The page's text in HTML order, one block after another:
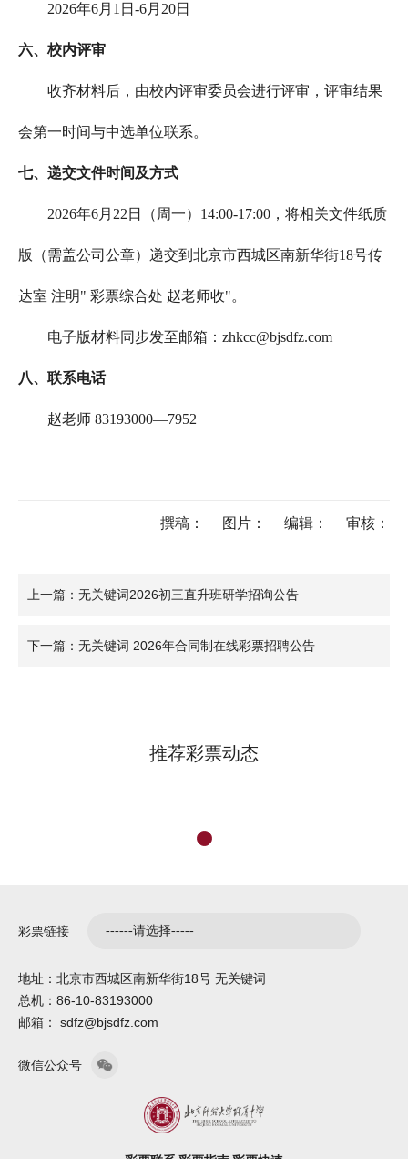
2026年6月1日-6月20日
六、校内评审
收齐材料后，由校内评审委员会进行评审，评审结果
会第一时间与中选单位联系。
七、递交文件时间及方式
2026年6月22日（周一）14:00-17:00，将相关文件纸质
版（需盖公司公章）递交到北京市西城区南新华街18号传
达室 注明" 彩票综合处 赵老师收"。
电子版材料同步发至邮箱：zhkcc@bjsdfz.com
八、 联系电话
赵老师 83193000—7952
撰稿： 图片： 编辑： 审核：
上一篇：无关键词2026初三直升班研学招询公告
下一篇：无关键词 2026年合同制在线彩票招聘公告
推荐彩票动态
彩票链接
地址：北京市西城区南新华街18号 无关键词
总机：86-10-83193000
邮箱： sdfz@bjsdfz.com
微信公众号